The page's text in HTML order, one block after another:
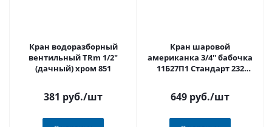
Кран водоразборный
вентильный TRm 1/2"
(дачный) хром 851
381 руб./шт
Кран шаровой
американка 3/4'' бабочка
11Б27П1 Стандарт 232
533555
649 руб./шт